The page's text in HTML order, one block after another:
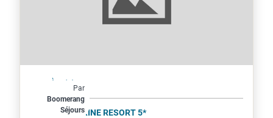
À partir de
473€
par personne
Par
Boomerang
Séjours
Égypte
JAZ AQUAMARINE RESORT 5*